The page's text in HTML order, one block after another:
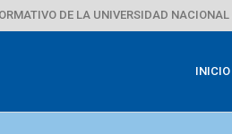
DE LA UNIVERSIDAD
INICIO